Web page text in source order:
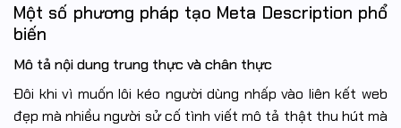
Một số phương pháp tạo Meta Description phổ
biến
Mô tả nội dung trung thực và chân thực
Đôi khi vì muốn lôi kéo người dùng nhấp vào liên kết web
đẹp mà nhiều người sử cố tình viết mô tả thật thu hút mà